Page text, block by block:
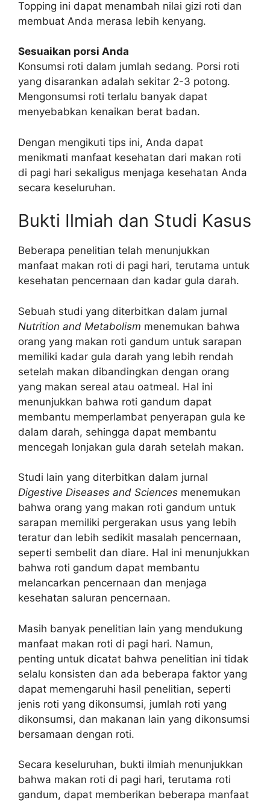
Topping ini dapat menambah nilai gizi roti dan
membuat Anda merasa lebih kenyang.
Sesuaikan porsi Anda
Konsumsi roti dalam jumlah sedang. Porsi roti
yang disarankan adalah sekitar 2-3 potong.
Mengonsumsi roti terlalu banyak dapat
menyebabkan kenaikan berat badan.
Dengan mengikuti tips ini, Anda dapat
menikmati manfaat kesehatan dari makan roti
di pagi hari sekaligus menjaga kesehatan Anda
secara keseluruhan.
Bukti Ilmiah dan Studi Kasus
Beberapa penelitian telah menunjukkan
manfaat makan roti di pagi hari, terutama untuk
kesehatan pencernaan dan kadar gula darah.
Sebuah studi yang diterbitkan dalam jurnal
Nutrition and Metabolism menemukan bahwa
orang yang makan roti gandum untuk sarapan
memiliki kadar gula darah yang lebih rendah
setelah makan dibandingkan dengan orang
yang makan sereal atau oatmeal. Hal ini
menunjukkan bahwa roti gandum dapat
membantu memperlambat penyerapan gula ke
dalam darah, sehingga dapat membantu
mencegah lonjakan gula darah setelah makan.
Studi lain yang diterbitkan dalam jurnal
Digestive Diseases and Sciences menemukan
bahwa orang yang makan roti gandum untuk
sarapan memiliki pergerakan usus yang lebih
teratur dan lebih sedikit masalah pencernaan,
seperti sembelit dan diare. Hal ini menunjukkan
bahwa roti gandum dapat membantu
melancarkan pencernaan dan menjaga
kesehatan saluran pencernaan.
Masih banyak penelitian lain yang mendukung
manfaat makan roti di pagi hari. Namun,
penting untuk dicatat bahwa penelitian ini tidak
selalu konsisten dan ada beberapa faktor yang
dapat memengaruhi hasil penelitian, seperti
jenis roti yang dikonsumsi, jumlah roti yang
dikonsumsi, dan makanan lain yang dikonsumsi
bersamaan dengan roti.
Secara keseluruhan, bukti ilmiah menunjukkan
bahwa makan roti di pagi hari, terutama roti
gandum, dapat memberikan beberapa manfaat